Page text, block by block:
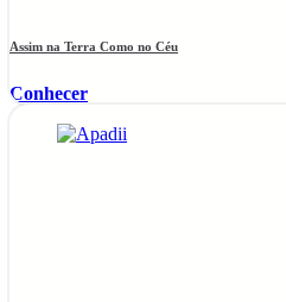
Assim na Terra Como no Céu
Conhecer